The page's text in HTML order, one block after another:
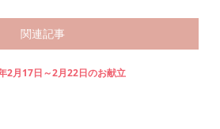
関連記事
2月17日～2月22日のお献立